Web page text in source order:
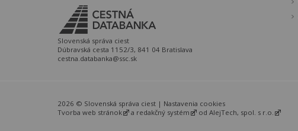
Slovenská správa ciest
Dúbravská cesta 1152/3, 841 04 Bratislava
cestna.databanka@ssc.sk
2026 © Slovenská správa ciest | Nastavenia cookies
Tvorba web stránok
a redakčný systém od AlejTech, spol. s r.o.